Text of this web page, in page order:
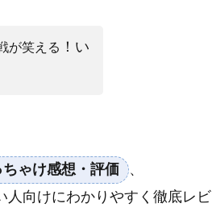
が笑える ！い
ちゃけ感想・評価
、
人向けにわかりやすく徹底レビ